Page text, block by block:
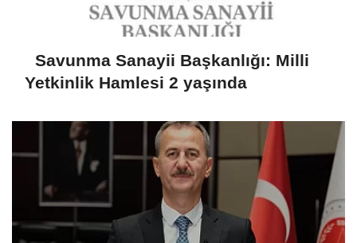
Savunma Sanayii Başkanlığı: Milli
Yetkinlik Hamlesi 2 yaşında